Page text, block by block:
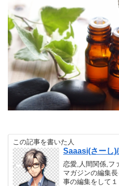
この記事を書いた人
Saaasi(さーし
恋愛,人間関係,フ
マガジンの編集
事の編集をして